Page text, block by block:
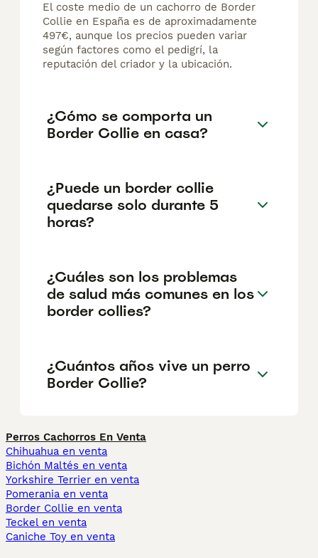
El coste medio de un cachorro de Border
Collie en España es de aproximadamente
497€, aunque los precios pueden variar
según factores como el pedigrí, la
reputación del criador y la ubicación.
¿Cómo se comporta un
Border Collie en casa?
¿Puede un border collie
quedarse solo durante 5
horas?
¿Cuáles son los problemas
de salud más comunes en los
border collies?
¿Cuántos años vive un perro
Border Collie?
Perros Cachorros En Venta
Chihuahua en venta
Bichón Maltés en venta
Yorkshire Terrier en venta
Pomerania en venta
Border Collie en venta
Teckel en venta
Caniche Toy en venta